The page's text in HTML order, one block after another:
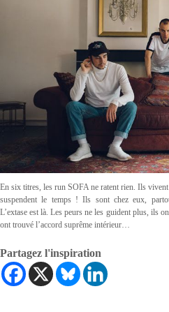
En six titres, les run SOFA ne ratent rien. Ils
suspendent le temps ! Ils sont chez eux,
L’extase est là. Les peurs ne les guident plus, ils
ont trouvé l’accord suprême intérieur…
Partagez l'inspiration